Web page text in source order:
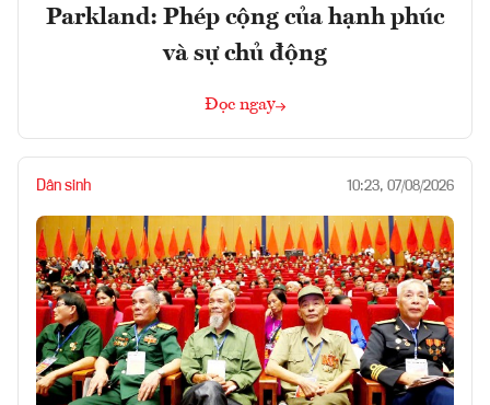
Parkland: Phép cộng của hạnh phúc
và sự chủ động
Đọc ngay
Dân sinh 10:23, 07/08/2026